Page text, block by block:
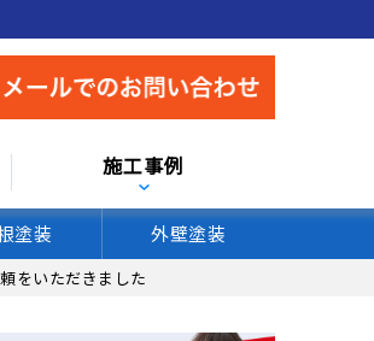
施工事例
塗装 外壁塗装
をいただきました